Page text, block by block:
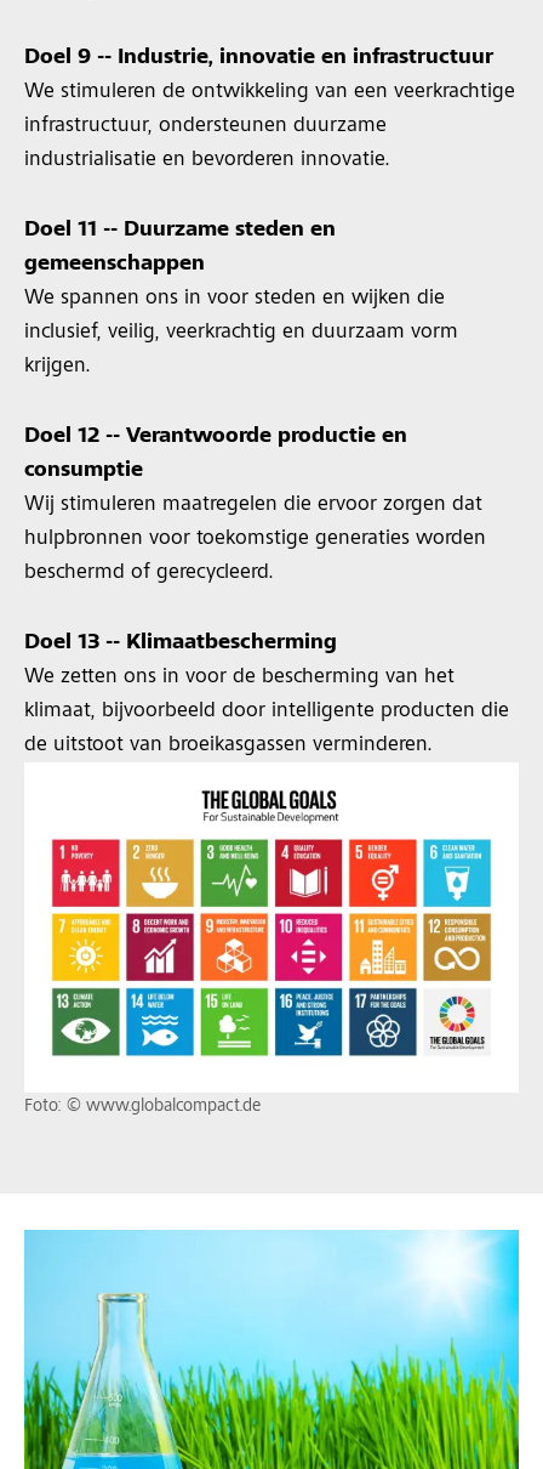
Doel 9 -- Industrie, innovatie en infrastructuur
We stimuleren de ontwikkeling van een veerkrachtige
infrastructuur, ondersteunen duurzame
industrialisatie en bevorderen innovatie.
Doel 11 -- Duurzame steden en
gemeenschappen
We spannen ons in voor steden en wijken die
inclusief, veilig, veerkrachtig en duurzaam vorm
krijgen.
Doel 12 -- Verantwoorde productie en
consumptie
Wij stimuleren maatregelen die ervoor zorgen dat
hulpbronnen voor toekomstige generaties worden
beschermd of gerecycleerd.
Doel 13 -- Klimaatbescherming
We zetten ons in voor de bescherming van het
klimaat, bijvoorbeeld door intelligente producten die
de uitstoot van broeikasgassen verminderen.
Foto: © www.globalcompact.de